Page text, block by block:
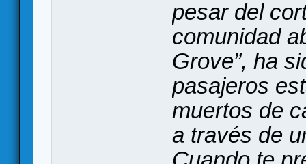
pesar del
comunidad
Grove”, ha
pasajeros
muertos de
a través de